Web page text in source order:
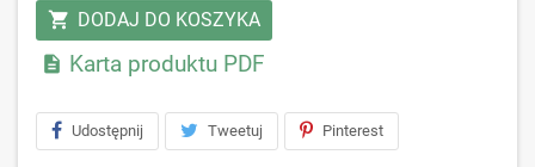
shopping_cart DODAJ DO KOSZYKA
 Karta produktu PDF
Udostępnij Tweetuj Pinterest